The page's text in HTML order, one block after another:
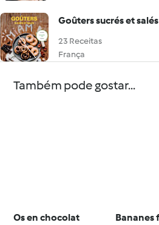
Goûters sucrés et salés
23 Receitas
França
Também pode gostar...
Os en chocolat
Bananes